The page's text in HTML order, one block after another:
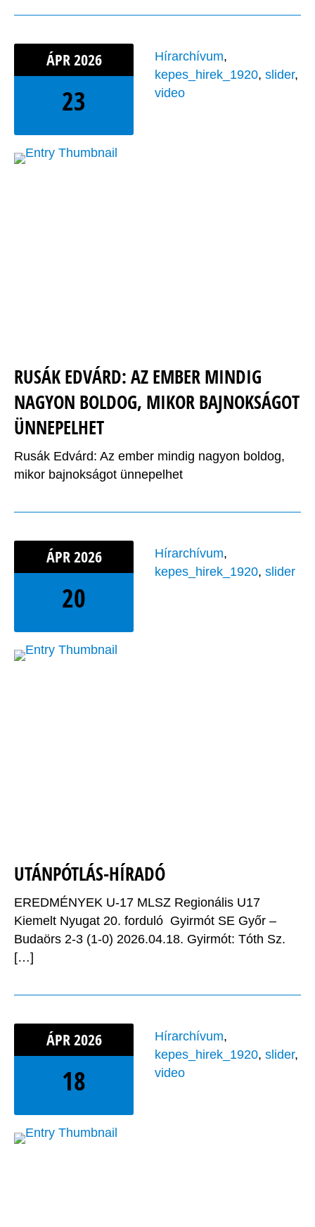
ÁPR2026
23
Hírarchívum,
kepes_hirek_1920, slider,
video
RUSÁK EDVÁRD: AZ EMBER MINDIG
NAGYON BOLDOG, MIKOR BAJNOKSÁGOT
ÜNNEPELHET
Rusák Edvárd: Az ember mindig nagyon boldog,
mikor bajnokságot ünnepelhet
ÁPR2026
20
Hírarchívum,
kepes_hirek_1920, slider
UTÁNPÓTLÁS-HÍRADÓ
EREDMÉNYEK U-17 MLSZ Regionális U17
Kiemelt Nyugat 20. forduló Gyirmót SE Győr –
Budaörs 2-3 (1-0) 2026.04.18. Gyirmót: Tóth Sz.
[…]
ÁPR2026
18
Hírarchívum,
kepes_hirek_1920, slider,
video